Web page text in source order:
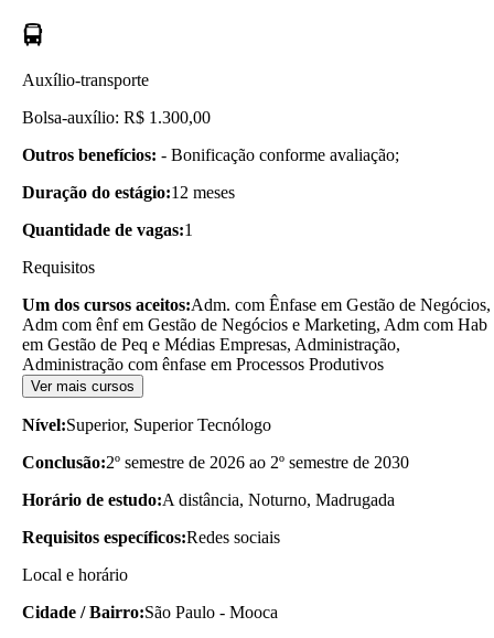
Auxílio-transporte
Bolsa-auxílio: R$ 1.300,00
Outros benefícios: - Bonificação conforme avaliação;
Duração do estágio:12 meses
Quantidade de vagas:1
Requisitos
Um dos cursos aceitos:Adm. com Ênfase em Gestão de Negócios,
Adm com ênf em Gestão de Negócios e Marketing, Adm com Hab
em Gestão de Peq e Médias Empresas, Administração,
Administração com ênfase em Processos Produtivos
Ver mais cursos
Nível:Superior, Superior Tecnólogo
Conclusão:2º semestre de 2026 ao 2º semestre de 2030
Horário de estudo:A distância, Noturno, Madrugada
Requisitos específicos:Redes sociais
Local e horário
Cidade / Bairro:São Paulo - Mooca